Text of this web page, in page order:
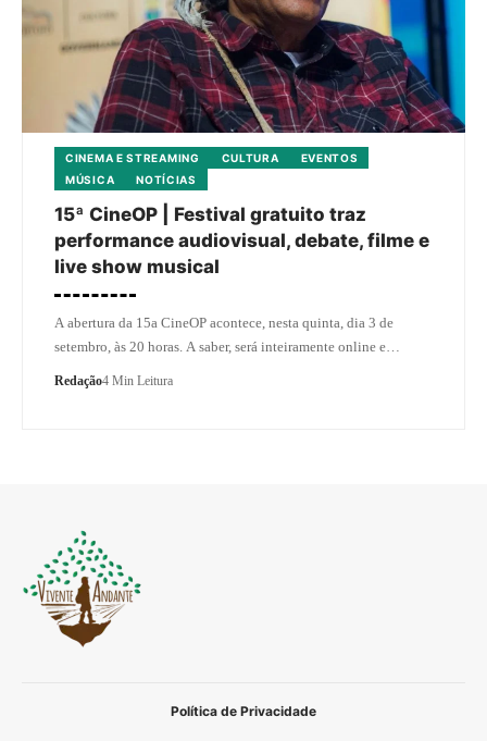
CINEMA E STREAMING CULTURA
EVENTOS
MÚSICA
NOTÍCIAS
15ª CineOP | Festival gratuito traz
performance audiovisual, debate, filme e
live show musical
A abertura da 15a CineOP acontece, nesta quinta, dia 3 de
setembro, às 20 horas. A saber, será inteiramente online e…
Redação4 Min Leitura
Política de Privacidade